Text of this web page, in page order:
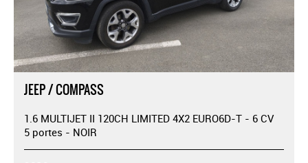
JEEP / COMPASS
1.6 MULTIJET II 120CH LIMITED 4X2 EURO6D-T - 6 CV
5 portes - NOIR